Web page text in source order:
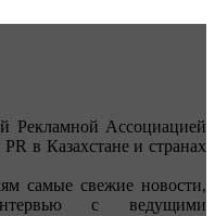
Рекламной Ассоциацией
в Казахстане и странах
самые свежие новости,
с ведущими